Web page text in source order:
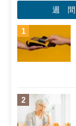
週 間